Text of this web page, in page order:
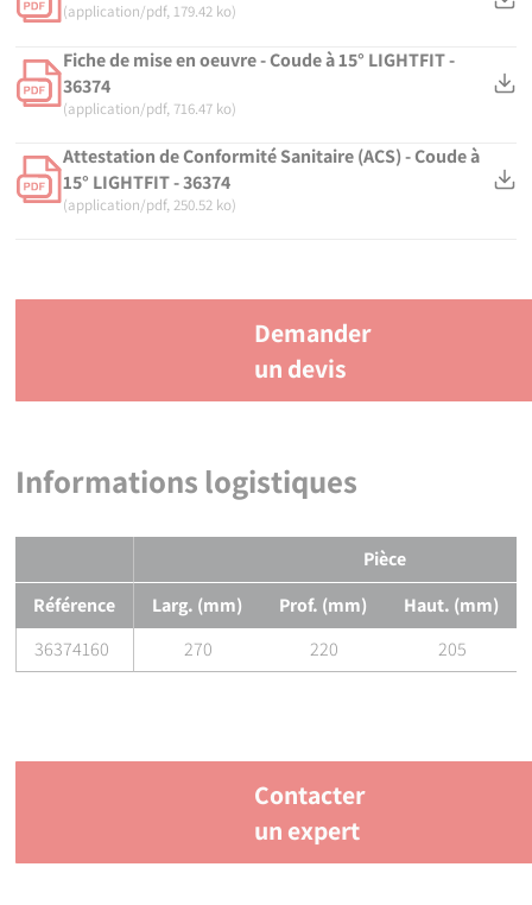
(application/pdf, 179.42 ko)
Fiche de mise en oeuvre - Coude à 15° LIGHTFIT -
36374
(application/pdf, 716.47 ko)
Attestation de Conformité Sanitaire (ACS) - Coude à
15° LIGHTFIT - 36374
(application/pdf, 250.52 ko)
Demander
un devis
Informations logistiques
Pièce
Référence
Larg. (mm) Prof. (mm)
Haut. (mm)
36374160
270 220 205
Contacter
un expert